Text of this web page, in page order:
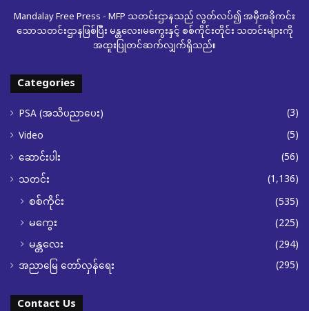
Mandalay Free Press - MFP သတင်းဌာနသည် လွတ်လပ်၍ အမှီအခိုကင်း
သောသတင်းဌာနဖြစ်ပြီး မန္တလေး၊မကွေးနှင့် စစ်ကိုင်းတိုင်း သတင်းများကို
အထူးပြုတင်ဆက်လျှက်ရှိသည်။
Categories
PSA (အသိပညာပေး)
(3)
Video
(5)
ဆောင်းပါး
(56)
သတင်း
(1,136)
စစ်ကိုင်း
(535)
မကွေး
(225)
မန္တလေး
(294)
အညာမြေ တော်လှန်ရေး (295)
Contact Us